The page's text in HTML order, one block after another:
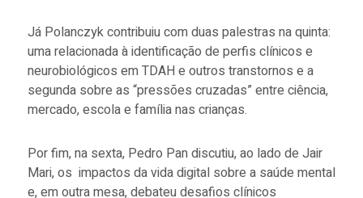
Já Polanczyk contribuiu com duas palestras na quinta:
uma relacionada à identificação de perfis clínicos e
neurobiológicos em TDAH e outros transtornos e a
segunda sobre as “pressões cruzadas” entre ciência,
mercado, escola e família nas crianças.
Por fim, na sexta, Pedro Pan discutiu, ao lado de Jair
Mari, os impactos da vida digital sobre a saúde mental
e, em outra mesa, debateu desafios clínicos